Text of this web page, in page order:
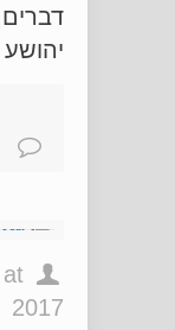
at
2017